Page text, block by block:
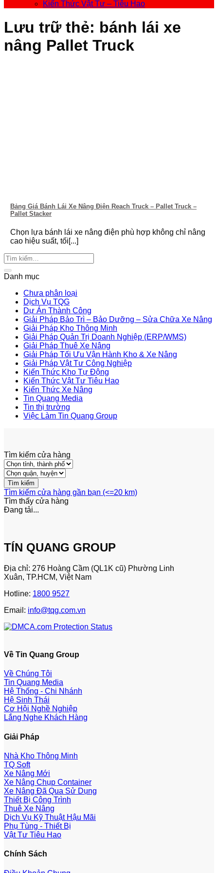
Kiến Thức Vật Tư – Tiêu Hao
Lưu trữ thẻ: bánh lái xe
nâng Pallet Truck
Bảng Giá Bánh Lái Xe Nâng Điện Reach Truck – Pallet Truck –
Pallet Stacker
Chọn lựa bánh lái xe nâng điện phù hợp không chỉ nâng
cao hiệu suất, tối[...]
Danh mục
Chưa phân loại
Dịch Vụ TQG
Dự Án Thành Công
Giải Pháp Bảo Trì – Bảo Dưỡng – Sửa Chữa Xe Nâng
Giải Pháp Kho Thông Minh
Giải Pháp Quản Trị Doanh Nghiệp (ERP/WMS)
Giải Pháp Thuê Xe Nâng
Giải Pháp Tối Ưu Vận Hành Kho & Xe Nâng
Giải Pháp Vật Tư Công Nghiệp
Kiến Thức Kho Tự Động
Kiến Thức Vật Tư Tiêu Hao
Kiến Thức Xe Nâng
Tin Quang Media
Tin thị trường
Việc Làm Tin Quang Group
Tìm kiếm cửa hàng
Tìm kiếm cửa hàng gần bạn (<=20 km)
Tìm thấy cửa hàng
Đang tải...
TÍN QUANG GROUP
Địa chỉ: 276 Hoàng Cầm (QL1K cũ) Phường Linh
Xuân, TP.HCM, Việt Nam
Hotline: 1800 9527
Email: info@tqg.com.vn
Về Tin Quang Group
Về Chúng Tôi
Tin Quang Media
Hệ Thống - Chi Nhánh
Hệ Sinh Thái
Cơ Hội Nghề Nghiệp
Lắng Nghe Khách Hàng
Giải Pháp
Nhà Kho Thông Minh
TQ Soft
Xe Nâng Mới
Xe Nâng Chụp Container
Xe Nâng Đã Qua Sử Dụng
Thiết Bị Công Trình
Thuê Xe Nâng
Dịch Vụ Kỹ Thuật Hậu Mãi
Phụ Tùng - Thiết Bị
Vật Tư Tiêu Hao
Chính Sách